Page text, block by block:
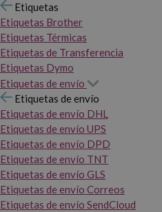
Etiquetas
Etiquetas Brother
Etiquetas Térmicas
Etiquetas de Transferencia
Etiquetas Dymo
Etiquetas de envío
Etiquetas de envío
Etiquetas de envío DHL
Etiquetas de envío UPS
Etiquetas de envío DPD
Etiquetas de envío TNT
Etiquetas de envío GLS
Etiquetas de envío Correos
Etiquetas de envío SendCloud